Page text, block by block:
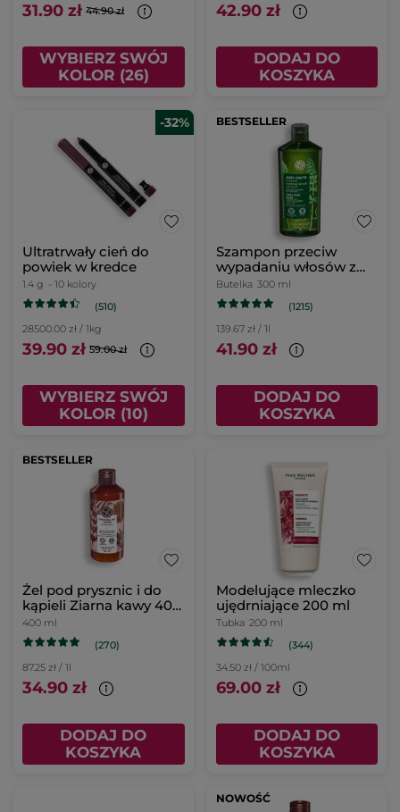
31.90 zł 44.90 zł
WYBIERZ SWÓJ
KOLOR (26)
42.90 zł
DODAJ DO
KOSZYKA
-32%
Ultratrwały cień do
powiek w kredce
1.4 g - 10 kolory
(510)
28500.00 zł / 1kg
39.90 zł 59.00 zł
WYBIERZ SWÓJ
KOLOR (10)
BESTSELLER
Szampon przeciw
wypadaniu włosów z
białym łubinem
Butelka 300 ml
(1215)
139.67 zł / 1l
41.90 zł
DODAJ DO
KOSZYKA
BESTSELLER
Żel pod prysznic i do
kąpieli Ziarna kawy 400
ml
400 ml
(270)
87.25 zł / 1l
34.90 zł
DODAJ DO
KOSZYKA
Modelujące mleczko
ujędrniające 200 ml
Tubka 200 ml
(344)
34.50 zł / 100ml
69.00 zł
DODAJ DO
KOSZYKA
NOWOŚĆ